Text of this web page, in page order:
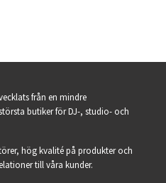
från en mindre
butiker för DJ-, studio- och
hög kvalité på produkter och
till våra kunder.